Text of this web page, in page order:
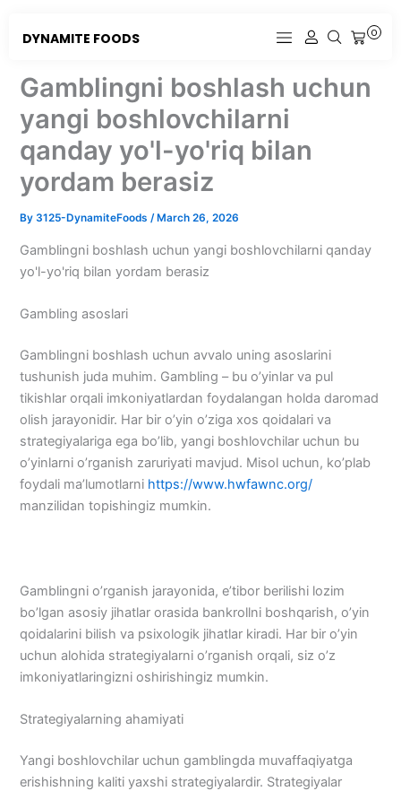
DYNAMITE FOODS 0
CART
Gamblingni boshlash uchun
yangi boshlovchilarni
qanday yo'l-yo'riq bilan
yordam berasiz
By3125-DynamiteFoods/ March 26, 2026
Gamblingni boshlash uchun yangi boshlovchilarni qanday
yo'l-yo'riq bilan yordam berasiz
Gambling asoslari
Gamblingni boshlash uchun avvalo uning asoslarini
tushunish juda muhim. Gambling – bu o’yinlar va pul
tikishlar orqali imkoniyatlardan foydalangan holda daromad
olish jarayonidir. Har bir o’yin o’ziga xos qoidalari va
strategiyalariga ega bo’lib, yangi boshlovchilar uchun bu
o’yinlarni o’rganish zaruriyati mavjud. Misol uchun, ko’plab
foydali ma’lumotlarni https://www.hwfawnc.org/
manzilidan topishingiz mumkin.
Gamblingni o’rganish jarayonida, e’tibor berilishi lozim
bo’lgan asosiy jihatlar orasida bankrollni boshqarish, o’yin
qoidalarini bilish va psixologik jihatlar kiradi. Har bir o’yin
uchun alohida strategiyalarni o’rganish orqali, siz o’z
imkoniyatlaringizni oshirishingiz mumkin.
Strategiyalarning ahamiyati
Yangi boshlovchilar uchun gamblingda muvaffaqiyatga
erishishning kaliti yaxshi strategiyalardir. Strategiyalar